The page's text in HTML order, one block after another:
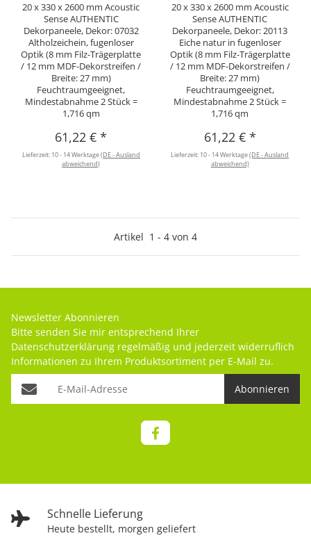
20 x 330 x 2600 mm Acoustic
Sense AUTHENTIC
Dekorpaneele, Dekor: 07032
Altholzeichein, fugenloser
Optik (8 mm Filz-Trägerplatte
/ 12 mm MDF-Dekorstreifen /
Breite: 27 mm)
Feuchtraumgeeignet,
Mindestabnahme 2 Stück =
1,716 qm
61,22 €*
Lieferzeit: 10 - 14 Werktage(DE - Ausland
abweichend)
20 x 330 x 2600 mm Acoustic
Sense AUTHENTIC
Dekorpaneele, Dekor: 20113
Eiche natur in fugenloser
Optik (8 mm Filz-Trägerplatte
/ 12 mm MDF-Dekorstreifen /
Breite: 27 mm)
Feuchtraumgeeignet,
Mindestabnahme 2 Stück =
1,716 qm
61,22 € *
Lieferzeit: 10 - 14 Werktage(DE - Ausland
abweichend)
Artikel 1 - 4 von 4
Schnelle Lieferung
Heute bestellt, morgen geliefert
Newsletter Abonnieren
Bitte senden Sie mir entsprechend Ihrer
Datenschutzerklärung regelmäßig und jederzeit widerruflich
Informationen zu Ihrem Produktsortiment per E-Mail zu.
Abonnieren